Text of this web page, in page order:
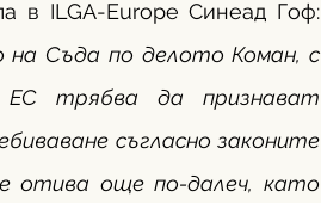
в ILGA-Europe Синеад Гоф:
Съда по делото Коман, с
трябва да признават
съгласно законите
отива още по-далеч, като